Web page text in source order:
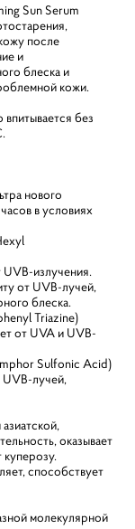
Sun Serum
после
и
блеска и
кожи.
без
нового
в условиях
излучения.
от UVB-лучей,
блеска.
Triazine)
от UVA и UVB-
Sulfonic Acid)
UVB-лучей,
оказывает
способствует
молекулярной